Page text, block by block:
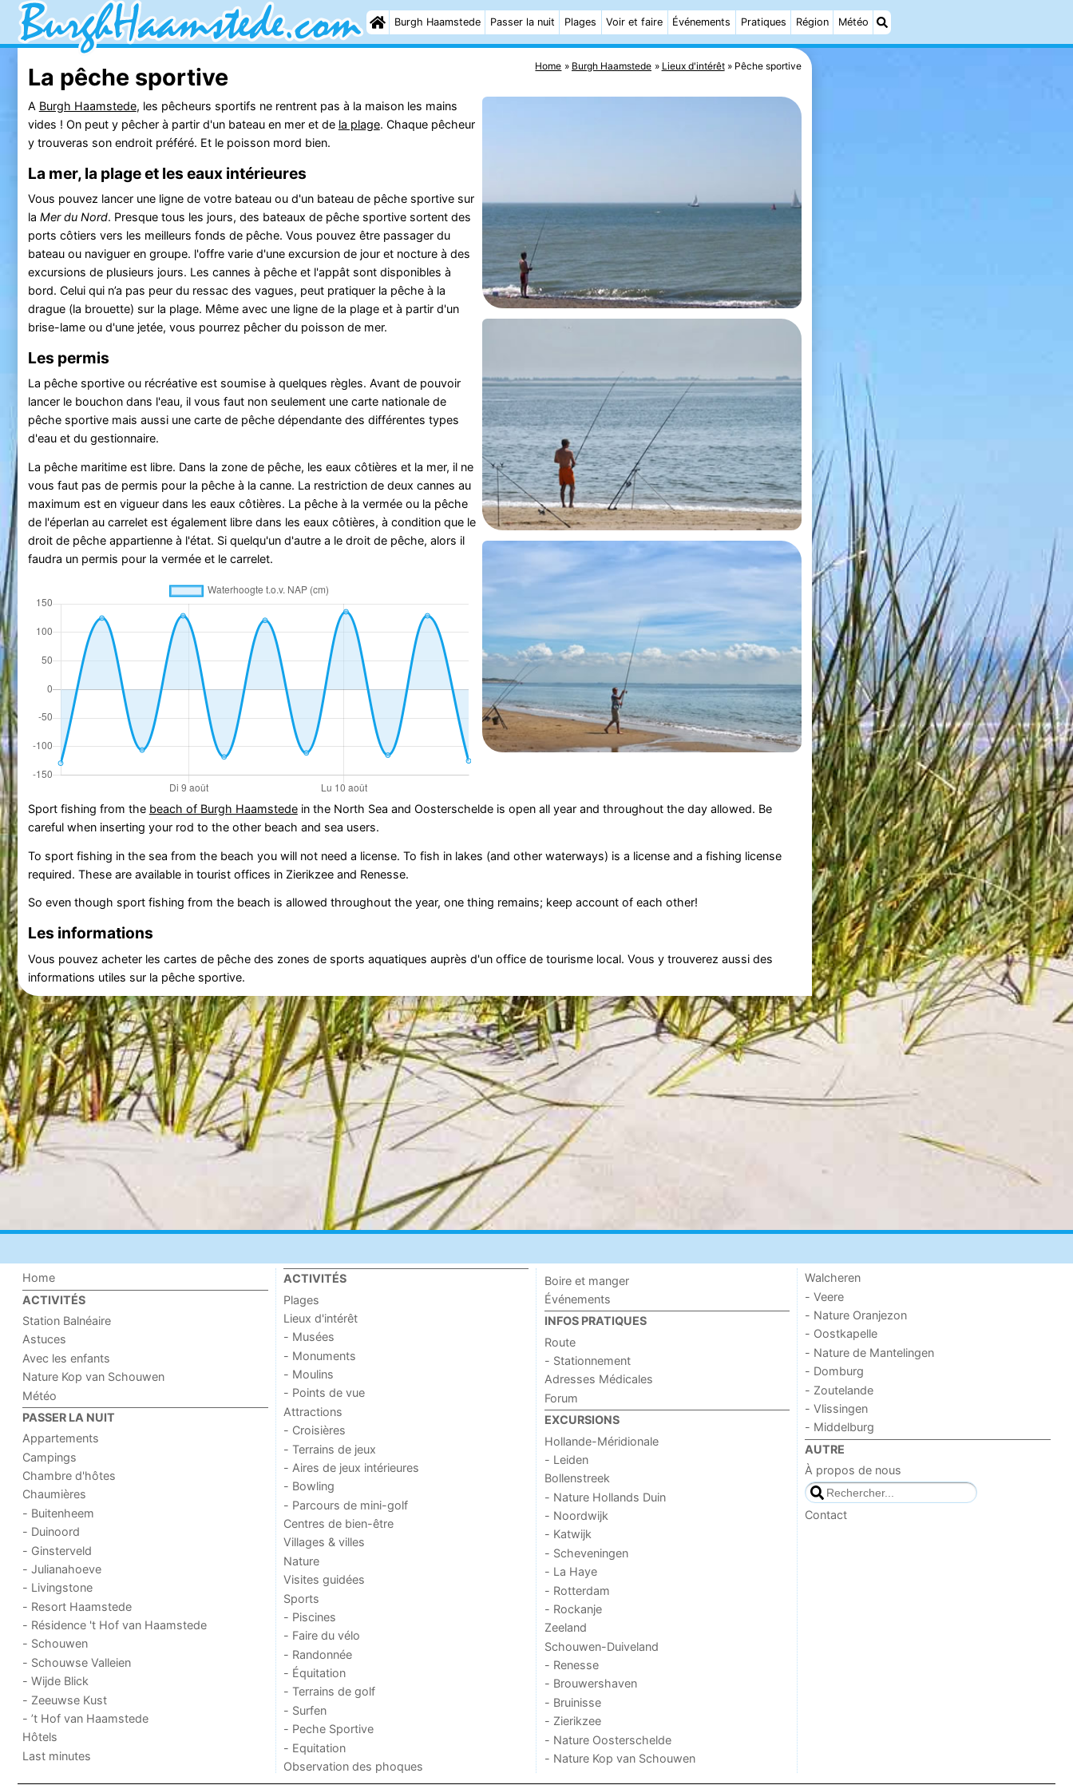
Burgh Haamstede Passer la nuit Plages Voir et faire Événements Pratiques Région Météo
Home Burgh Haamstede Lieux d'intérêt Pêche sportive
La pêche sportive
A Burgh Haamstede, les pêcheurs sportifs ne rentrent pas à la maison les mains
vides ! On peut y pêcher à partir d'un bateau en mer et de la plage. Chaque pêcheur
y trouveras son endroit préféré. Et le poisson mord bien.
La mer, la plage et les eaux intérieures
Vous pouvez lancer une ligne de votre bateau ou d'un bateau de pêche sportive sur
la Mer du Nord. Presque tous les jours, des bateaux de pêche sportive sortent des
ports côtiers vers les meilleurs fonds de pêche. Vous pouvez être passager du
bateau ou naviguer en groupe. l'offre varie d'une excursion de jour et nocture à des
excursions de plusieurs jours. Les cannes à pêche et l'appât sont disponibles à
bord. Celui qui n’a pas peur du ressac des vagues, peut pratiquer la pêche à la
drague (la brouette) sur la plage. Même avec une ligne de la plage et à partir d'un
brise-lame ou d'une jetée, vous pourrez pêcher du poisson de mer.
Les permis
La pêche sportive ou récréative est soumise à quelques règles. Avant de pouvoir
lancer le bouchon dans l'eau, il vous faut non seulement une carte nationale de
pêche sportive mais aussi une carte de pêche dépendante des différentes types
d'eau et du gestionnaire.
La pêche maritime est libre. Dans la zone de pêche, les eaux côtières et la mer, il ne
vous faut pas de permis pour la pêche à la canne. La restriction de deux cannes au
maximum est en vigueur dans les eaux côtières. La pêche à la vermée ou la pêche
de l'éperlan au carrelet est également libre dans les eaux côtières, à condition que le
droit de pêche appartienne à l'état. Si quelqu'un d'autre a le droit de pêche, alors il
faudra un permis pour la vermée et le carrelet.
Sport fishing from the beach of Burgh Haamstedein the North Sea and Oosterschelde is open all year and throughout the day allowed. Be
careful when inserting your rod to the other beach and sea users.
To sport fishing in the sea from the beach you will not need a license. To fish in lakes (and other waterways) is a license and a fishing license
required. These are available in tourist offices in Zierikzee and Renesse.
So even though sport fishing from the beach is allowed throughout the year, one thing remains; keep account of each other!
Les informations
Vous pouvez acheter les cartes de pêche des zones de sports aquatiques auprès d'un office de tourisme local. Vous y trouverez aussi des
informations utiles sur la pêche sportive.
Home
ACTIVITÉS
Station Balnéaire
Astuces
Avec les enfants
Nature Kop van Schouwen
Météo
PASSER LA NUIT
Appartements
Campings
Chambre d'hôtes
Chaumières
- Buitenheem
- Duinoord
- Ginsterveld
- Julianahoeve
- Livingstone
- Resort Haamstede
- Résidence 't Hof van Haamstede
- Schouwen
- Schouwse Valleien
- Wijde Blick
- Zeeuwse Kust
- ’t Hof van Haamstede
Hôtels
Last minutes
ACTIVITÉS
Plages
Lieux d'intérêt
- Musées
- Monuments
- Moulins
- Points de vue
Attractions
- Croisières
- Terrains de jeux
- Aires de jeux intérieures
- Bowling
- Parcours de mini-golf
Centres de bien-être
Villages & villes
Nature
Visites guidées
Sports
- Piscines
- Faire du vélo
- Randonnée
- Équitation
- Terrains de golf
- Surfen
- Peche Sportive
- Equitation
Observation des phoques
Boire et manger
Événements
INFOS PRATIQUES
Route
- Stationnement
Adresses Médicales
Forum
EXCURSIONS
Hollande-Méridionale
- Leiden
Bollenstreek
- Nature Hollands Duin
- Noordwijk
- Katwijk
- Scheveningen
- La Haye
- Rotterdam
- Rockanje
Zeeland
Schouwen-Duiveland
- Renesse
- Brouwershaven
- Bruinisse
- Zierikzee
- Nature Oosterschelde
- Nature Kop van Schouwen
Walcheren
- Veere
- Nature Oranjezon
- Oostkapelle
- Nature de Mantelingen
- Domburg
- Zoutelande
- Vlissingen
- Middelburg
AUTRE
À propos de nous
Contact